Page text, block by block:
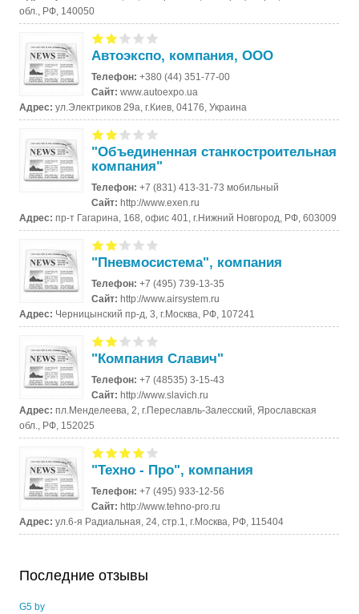
обл., РФ, 140050
Автоэкспо, компания, ООО
Телефон:+380 (44) 351-77-00
Сайт:www.autoexpo.ua
Адрес:ул.Электриков 29а, г.Киев, 04176, Украина
"Объединенная станкостроительная
компания"
Телефон:+7 (831) 413-31-73 мобильный
Сайт:http://www.exen.ru
Адрес:пр-т Гагарина, 168, офис 401, г.Нижний Новгород, РФ, 603009
"Пневмосистема", компания
Телефон:+7 (495) 739-13-35
Сайт:http://www.airsystem.ru
Адрес: Черницынский пр-д, 3, г.Москва, РФ, 107241
"Компания Славич"
Телефон:+7 (48535) 3-15-43
Сайт:http://www.slavich.ru
Адрес:пл.Менделеева, 2, г.Переславль-Залесский, Ярославская
обл., РФ, 152025
"Техно - Про", компания
Телефон:+7 (495) 933-12-56
Сайт:http://www.tehno-pro.ru
Адрес:ул.6-я Радиальная, 24, стр.1, г.Москва, РФ, 115404
Последние отзывы
G5 by